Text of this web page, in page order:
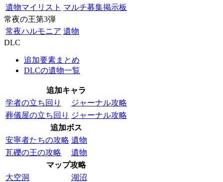
遺物マイリスト マルチ募集掲示板
常夜の王第3弾
常夜ハルモニア 遺物
DLC
追加要素まとめ
DLCの遺物一覧
追加キャラ
学者の立ち回り
ジャーナル攻略
葬儀屋の立ち回り ジャーナル攻略
追加ボス
安寧者たちの攻略 遺物
瓦礫の王の攻略
遺物
マップ攻略
大空洞
湖沼